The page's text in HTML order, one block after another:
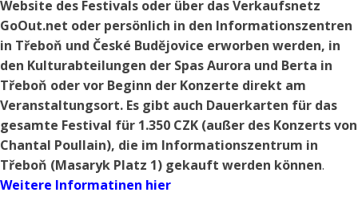
Website des Festivals oder über das Verkaufsnetz
GoOut.net oder persönlich in den Informationszentren
in Třeboň und České Budějovice erworben werden, in
den Kulturabteilungen der Spas Aurora und Berta in
Třeboň oder vor Beginn der Konzerte direkt am
Veranstaltungsort. Es gibt auch Dauerkarten für das
gesamte Festival für 1.350 CZK (außer des Konzerts von
Chantal Poullain), die im Informationszentrum in
Třeboň (Masaryk Platz 1) gekauft werden können.
Weitere Informatinen hier